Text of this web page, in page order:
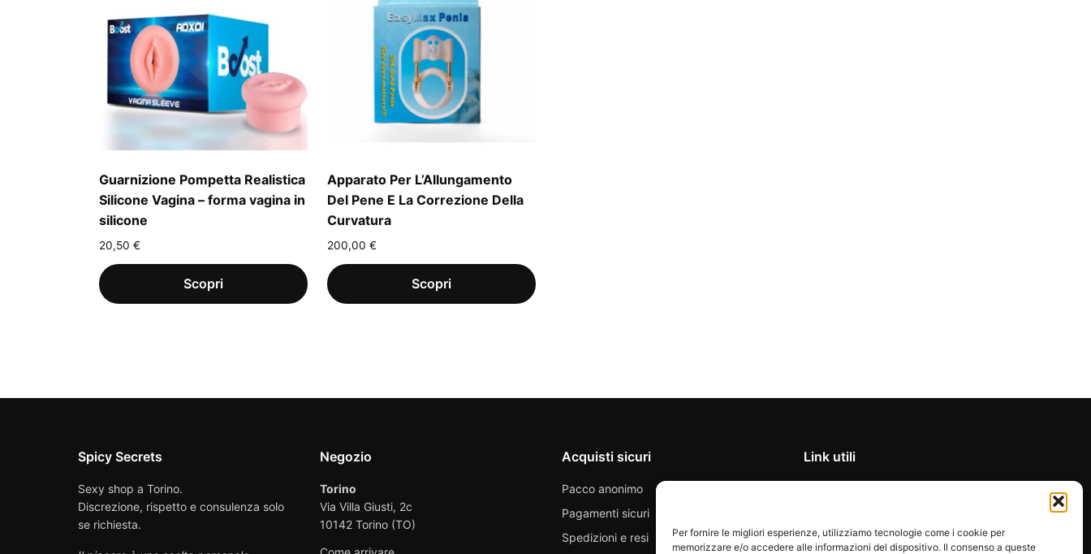
Per fornire le migliori esperienze, utilizziamo tecnologie come i cookie per
memorizzare e/o accedere alle informazioni del dispositivo. Il consenso a queste
Guarnizione Pompetta Realistica
Silicone Vagina – forma vagina in
silicone
20,50 €
Apparato Per L’Allungamento
Del Pene E La Correzione Della
Curvatura
200,00 €
Spicy Secrets
Sexy shop a Torino.
Discrezione, rispetto e consulenza solo
se richiesta.
Negozio
Torino
Via Villa Giusti, 2c
10142 Torino (TO)
Acquisti sicuri
Pacco anonimo
Pagamenti sicuri
Spedizioni e resi
Link utili
Cookie Policy